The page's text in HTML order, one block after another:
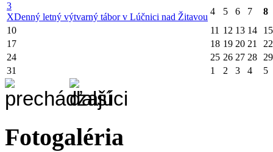
3
XDenný letný výtvarný tábor v Lúčnici nad Žitavou
4 5 6 7
8
10
11 12 13 14
15
17
18 19 20 21
22
24
25 26 27 28
29
31
1 2 3 4 5
Fotogaléria